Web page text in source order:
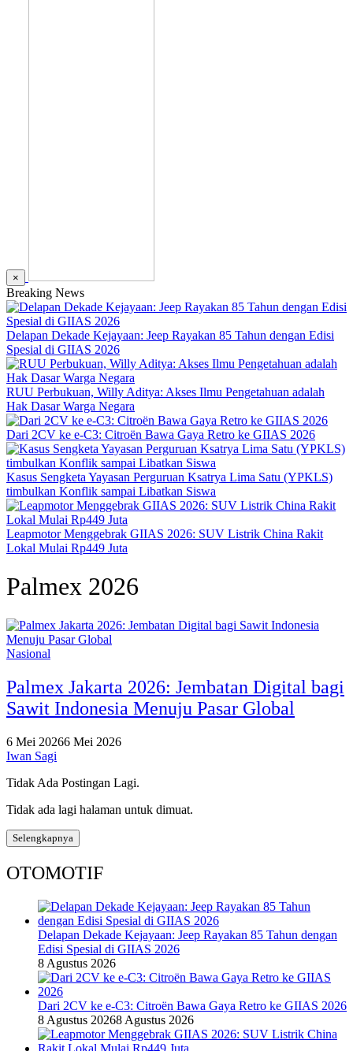
×
Breaking News
Delapan Dekade Kejayaan: Jeep Rayakan 85 Tahun dengan Edisi
Spesial di GIIAS 2026
RUU Perbukuan, Willy Aditya: Akses Ilmu Pengetahuan adalah
Hak Dasar Warga Negara
Dari 2CV ke e-C3: Citroën Bawa Gaya Retro ke GIIAS 2026
Kasus Sengketa Yayasan Perguruan Ksatrya Lima Satu (YPKLS)
timbulkan Konflik sampai Libatkan Siswa
Leapmotor Menggebrak GIIAS 2026: SUV Listrik China Rakit
Lokal Mulai Rp449 Juta
Palmex 2026
Nasional
Palmex Jakarta 2026: Jembatan Digital bagi
Sawit Indonesia Menuju Pasar Global
6 Mei 20266 Mei 2026
Iwan Sagi
Tidak Ada Postingan Lagi.
Tidak ada lagi halaman untuk dimuat.
Selengkapnya
OTOMOTIF
Delapan Dekade Kejayaan: Jeep Rayakan 85 Tahun dengan
Edisi Spesial di GIIAS 2026
8 Agustus 2026
Dari 2CV ke e-C3: Citroën Bawa Gaya Retro ke GIIAS 2026
8 Agustus 20268 Agustus 2026